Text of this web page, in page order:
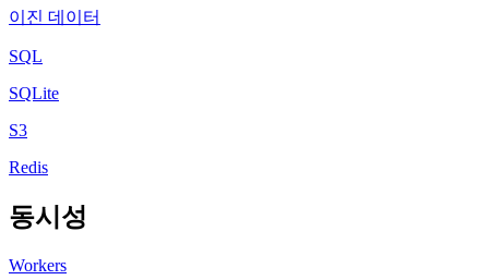
이진 데이터
SQL
SQLite
S3
Redis
동시성
Workers